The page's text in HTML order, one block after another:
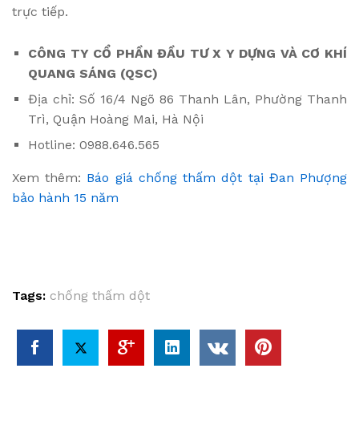
trực tiếp.
CÔNG TY CỔ PHẦN ĐẦU TƯ X Y DỰNG VÀ CƠ KHÍ
QUANG SÁNG (QSC)
Địa chỉ: Số 16/4 Ngõ 86 Thanh Lân, Phường Thanh
Trì, Quận Hoàng Mai, Hà Nội
Hotline: 0988.646.565
Xem thêm: Báo giá chống thấm dột tại Đan Phượng
bảo hành 15 năm
Tags: chống thấm dột